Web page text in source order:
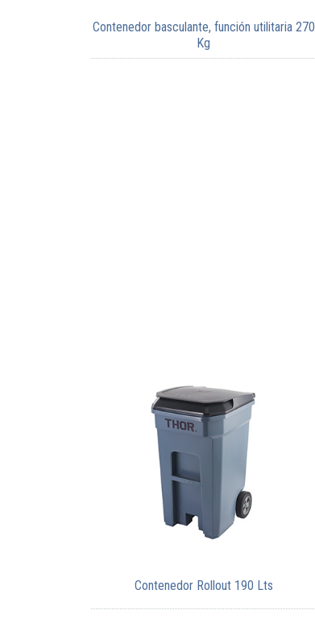
Contenedor basculante, función utilitaria 270
Kg
Contenedor Rollout 190 Lts